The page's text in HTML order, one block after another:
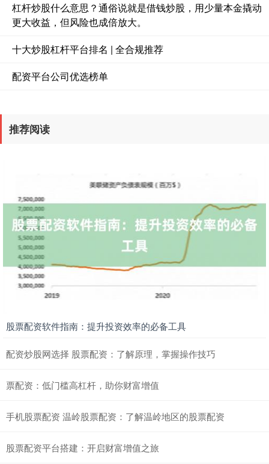
杠杆炒股什么意思？通俗说就是借钱炒股，用少量本金撬动
更大收益，但风险也成倍放大。
十大炒股杠杆平台排名 | 全合规推荐
配资平台公司优选榜单
推荐阅读
股票配资软件指南：提升投资效率的必备工具
配资炒股网选择 股票配资：了解原理，掌握操作技巧
票配资：低门槛高杠杆，助你财富增值
手机股票配资 温岭股票配资：了解温岭地区的股票配资
股票配资平台搭建：开启财富增值之旅